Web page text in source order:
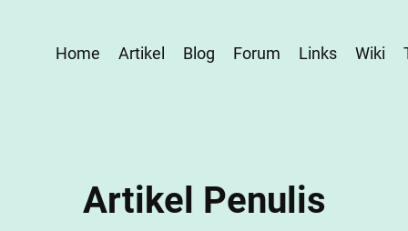
Home Artikel Blog Forum Links Wiki
Artikel Penulis